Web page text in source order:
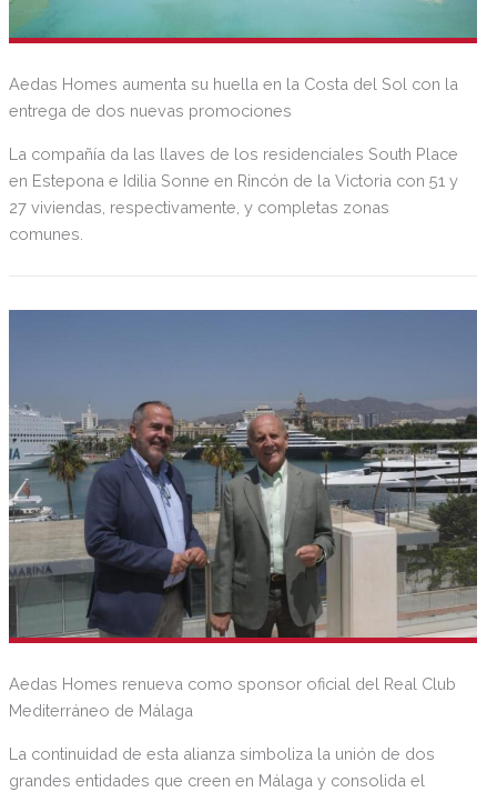
Aedas Homes aumenta su huella en la Costa del Sol con la
entrega de dos nuevas promociones
La compañía da las llaves de los residenciales South Place
en Estepona e Idilia Sonne en Rincón de la Victoria con 51 y
27 viviendas, respectivamente, y completas zonas
comunes.
Aedas Homes renueva como sponsor oficial del Real Club
Mediterráneo de Málaga
La continuidad de esta alianza simboliza la unión de dos
grandes entidades que creen en Málaga y consolida el